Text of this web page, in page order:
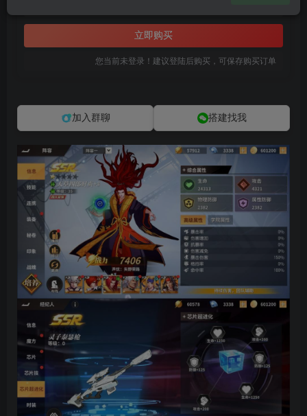
立即购买
您当前未登录！建议登陆后购买，可保存购买订单
加入群聊 搭建找我